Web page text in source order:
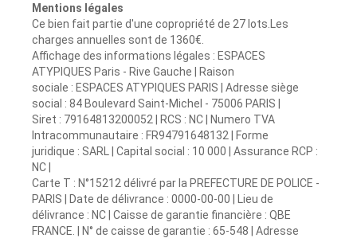
Mentions légales
Ce bien fait partie d'une copropriété de 27 lots.Les
charges annuelles sont de 1360€.
Affichage des informations légales : ESPACES
ATYPIQUES Paris - Rive Gauche | Raison
sociale : ESPACES ATYPIQUES PARIS | Adresse siège
social : 84 Boulevard Saint-Michel - 75006 PARIS |
Siret : 79164813200052 | RCS : NC | Numero TVA
Intracommunautaire : FR94791648132 | Forme
juridique : SARL | Capital social : 10 000 | Assurance RCP :
NC |
Carte T : N°15212 délivré par la PREFECTURE DE POLICE -
PARIS | Date de délivrance : 0000-00-00 | Lieu de
délivrance : NC | Caisse de garantie financière : QBE
FRANCE. | N° de caisse de garantie : 65-548 | Adresse